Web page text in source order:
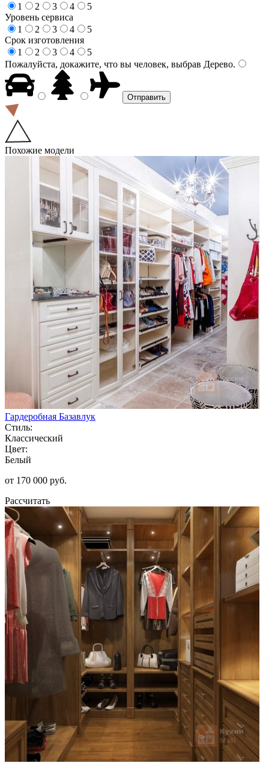
1
2 3 4
5
Уровень сервиса
1
2 3 4
5
Срок изготовления
1
2 3 4
5
Пожалуйста, докажите, что вы человек, выбрав Дерево.
Похожие модели
Гардеробная Базавлук
Стиль:
Классический
Цвет:
Белый
от 170 000 руб.
Рассчитать